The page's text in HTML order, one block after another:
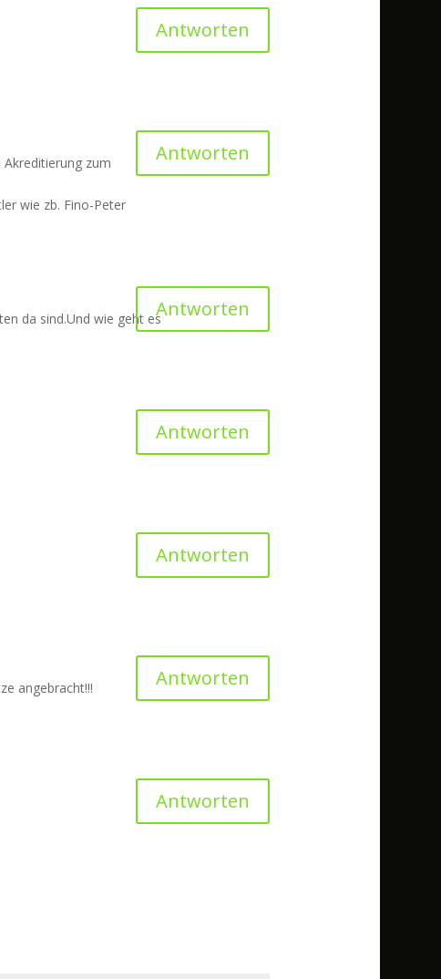
Antworten
zum
wie zb. Fino-Peter
Antworten
da sind.Und wie geht esAntworten
Antworten
Antworten
angebracht!!!
Antworten
Antworten